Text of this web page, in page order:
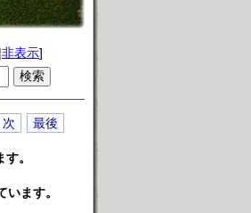
|非表示]
次 最後
。
います。